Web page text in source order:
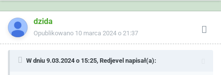
dzida
Opublikowano 10 marca 2024 o 21:37
W dniu 9.03.2024 o 15:25, Redjevel napisał(a):